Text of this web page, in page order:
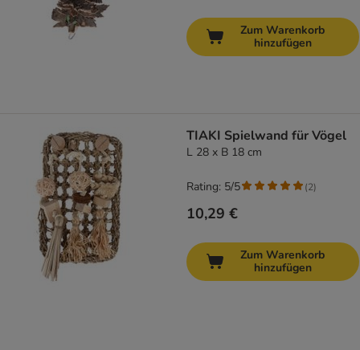
Zum Warenkorb
hinzufügen
TIAKI Spielwand für Vögel
L 28 x B 18 cm
10,29 €
Rating: 5/5 (2)
Zum Warenkorb
hinzufügen